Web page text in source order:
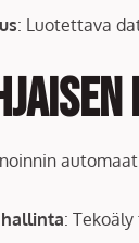
: Luotettava
: